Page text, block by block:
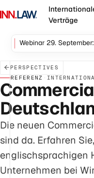
Verträge
Webinar 29.
PERSPECTIVES
REFERENZ ·
Die neuen
sind da. Erfahren
englischsprachigen
Unternehmen bei